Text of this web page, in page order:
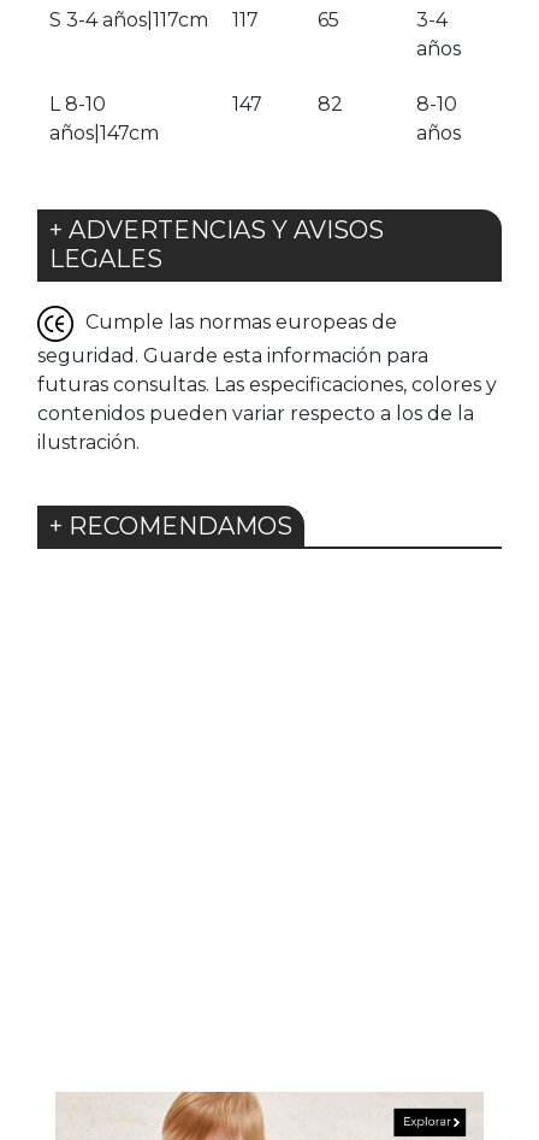
S 3-4 años|117cm 117 65
3-4
años
L 8-10
años|147cm
147 82
8-10
años
+ ADVERTENCIAS Y AVISOS
LEGALES
Cumple las normas europeas de
seguridad. Guarde esta información para
futuras consultas. Las especificaciones, colores y
contenidos pueden variar respecto a los de la
ilustración.
+ RECOMENDAMOS